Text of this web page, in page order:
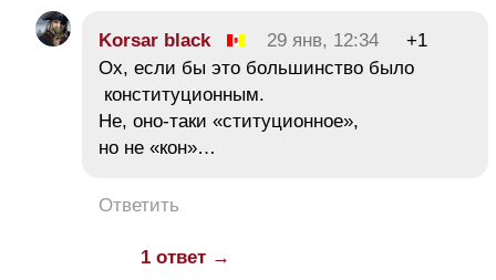
Korsar black 29 янв, 12:34
+1
Ох, если бы это большинство было
конституционным.
Не, оно-таки «ституционное»,
но не «кон»…
Ответить
1 ответ →